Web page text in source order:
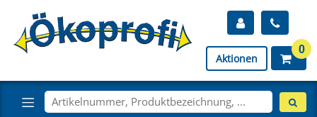
Aktionen
0